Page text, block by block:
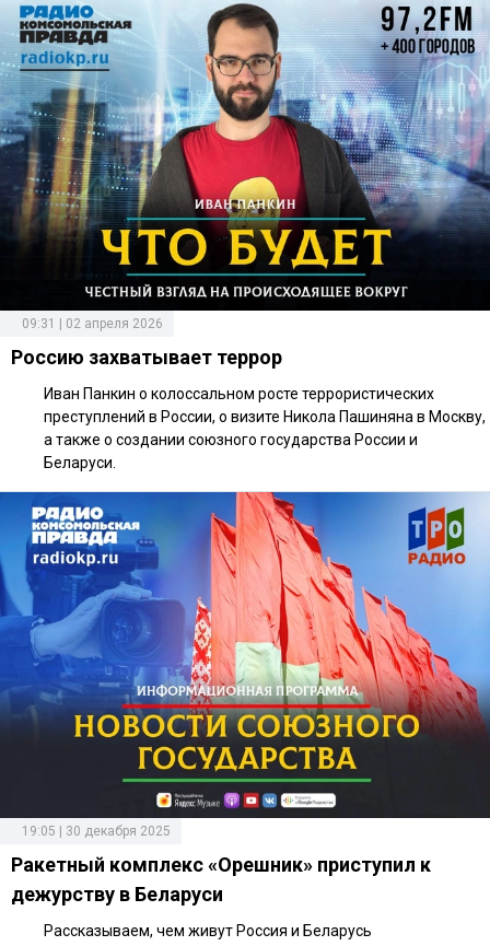
09:31 | 02 апреля 2026
Россию захватывает террор
Иван Панкин о колоссальном росте террористических
преступлений в России, о визите Никола Пашиняна в Москву,
а также о создании союзного государства России и
Беларуси.
19:05 | 30 декабря 2025
Ракетный комплекс «Орешник» приступил к
дежурству в Беларуси
Рассказываем, чем живут Россия и Беларусь